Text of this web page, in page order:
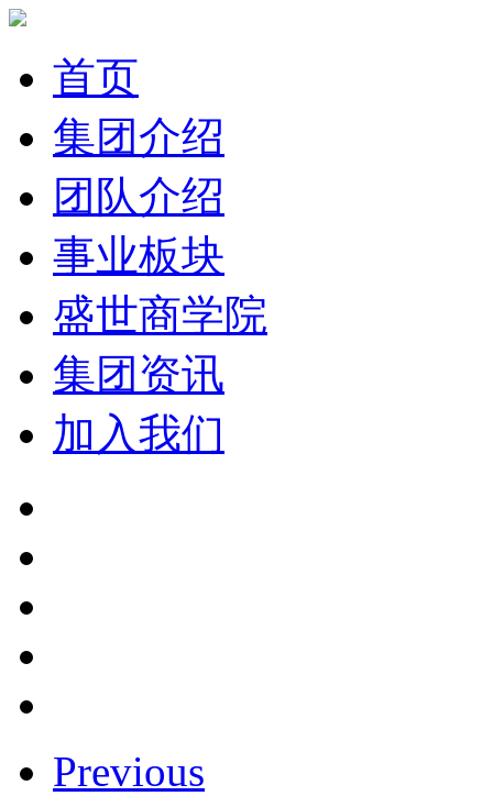
首页
集团介绍
团队介绍
事业板块
盛世商学院
集团资讯
加入我们
Previous